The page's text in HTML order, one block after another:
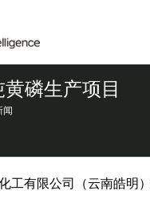
磷生产项目
闻
工有限公司（云南皓明